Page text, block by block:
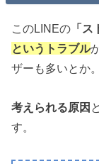
このLINEの 「ス
というトラブル
ザーも多いとか。
考えられる原因
す。